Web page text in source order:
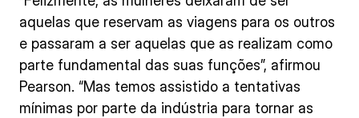
aquelas que reservam as viagens para os outros
e passaram a ser aquelas que as realizam como
parte fundamental das suas funções”, afirmou
Pearson. “Mas temos assistido a tentativas
mínimas por parte da indústria para tornar as